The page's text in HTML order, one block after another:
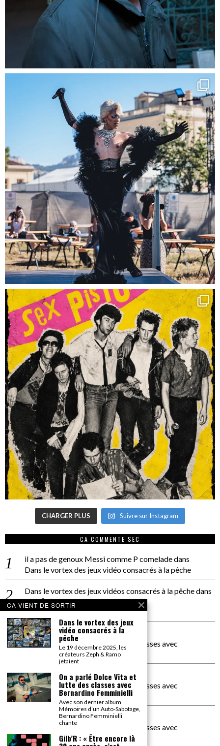
CHARGER PLUS Suivre sur Instagram
CA COMMENTE SEC
il a pas de genoux Messi comme P comeladedans
Dans le vortex des jeux vidéo consacrés à la pêche
Dans le vortex des jeux vidéos consacrés à la pêchedans
PACÔME THIELLEMENT
La séance d’Hip Gnose
La Patrie
dans
On a parlé Dolce Vita et lutte des classes avec
Bernardino Femminielli
carte noire negra à l'o tiededans
On a parlé Dolce Vita et lutte des classes avec
Bernardino Femminielli
moise et son mascarédans
On a parlé Dolce Vita et lutte des classes avec
Bernardino Femminielli
CA VIENT DE SORTIR
Dans le vortex des jeux
vidéo consacrés à la
pêche
Le 19 décembre 2025, les
créateurs Zeph & Ramo
jetaient
On a parlé Dolce Vita et
lutte des classes avec
Bernardino Femminielli
Avec son dernier album
Mémoires d’un Auto-Sabotage,
Bernardino Femminielli
chante
Gilb’R : « Être encore là